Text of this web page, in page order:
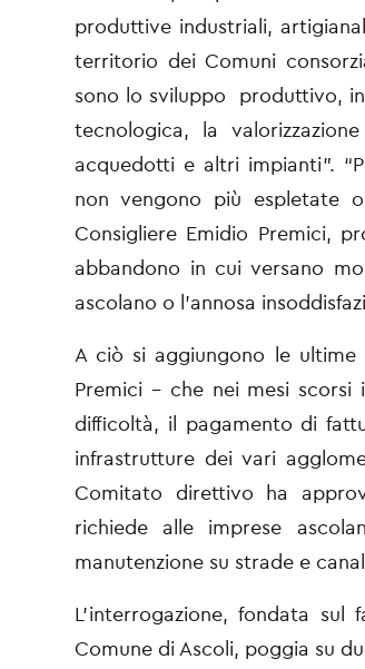
produttive industriali,
territorio dei Comuni
sono lo sviluppo produttivo,
tecnologica, la
acquedotti e altri impianti”.
non vengono più espletate
Consigliere Emidio Premici,
abbandono in cui versano
ascolano o l’annosa
A ciò si aggiungono le ultime
Premici – che nei mesi scorsi
difficoltà, il pagamento di
infrastrutture deivari
Comitato direttivo ha
richiede alle imprese
manutenzione su strade e
L’interrogazione, fondata
Comune di Ascoli, poggia su